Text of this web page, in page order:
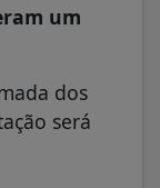
um
dos
será